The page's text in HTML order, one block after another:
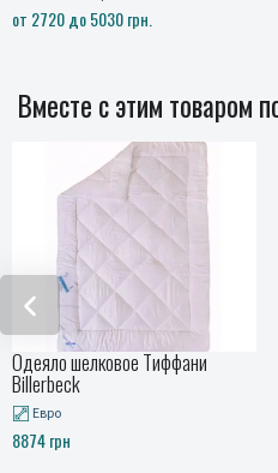
от 2720 до 5030 грн.
Вместе с этим товаром
Одеяло шелковое Тиффани
Billerbeck
Евро
8874 грн